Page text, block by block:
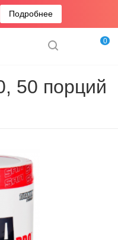
Подробнее
0
50 порций